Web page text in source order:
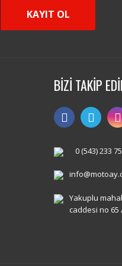
KAYIT OL
BİZİ TAKİP
0 (543) 233
Yakuplu
caddesi no